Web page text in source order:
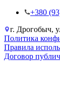
+38‎0
г. Дрогобыч,
Политика
Правила
Договор